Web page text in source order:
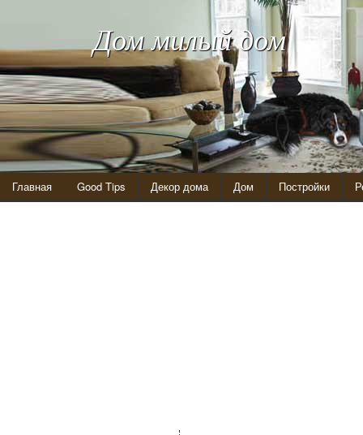
Дом милый дом
Главная Good Tips Декор дома Дом Постройки
Подставка под горячую посуду своими руками